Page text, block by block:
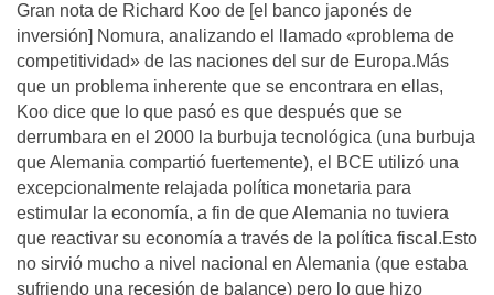
Gran nota de Richard Koo de [el banco japonés de
inversión] Nomura, analizando el llamado «problema de
competitividad» de las naciones del sur de Europa.Más
que un problema inherente que se encontrara en ellas,
Koo dice que lo que pasó es que después que se
derrumbara en el 2000 la burbuja tecnológica (una burbuja
que Alemania compartió fuertemente), el BCE utilizó una
excepcionalmente relajada política monetaria para
estimular la economía, a fin de que Alemania no tuviera
que reactivar su economía a través de la política fiscal.Esto
no sirvió mucho a nivel nacional en Alemania (que estaba
sufriendo una recesión de balance) pero lo que hizo